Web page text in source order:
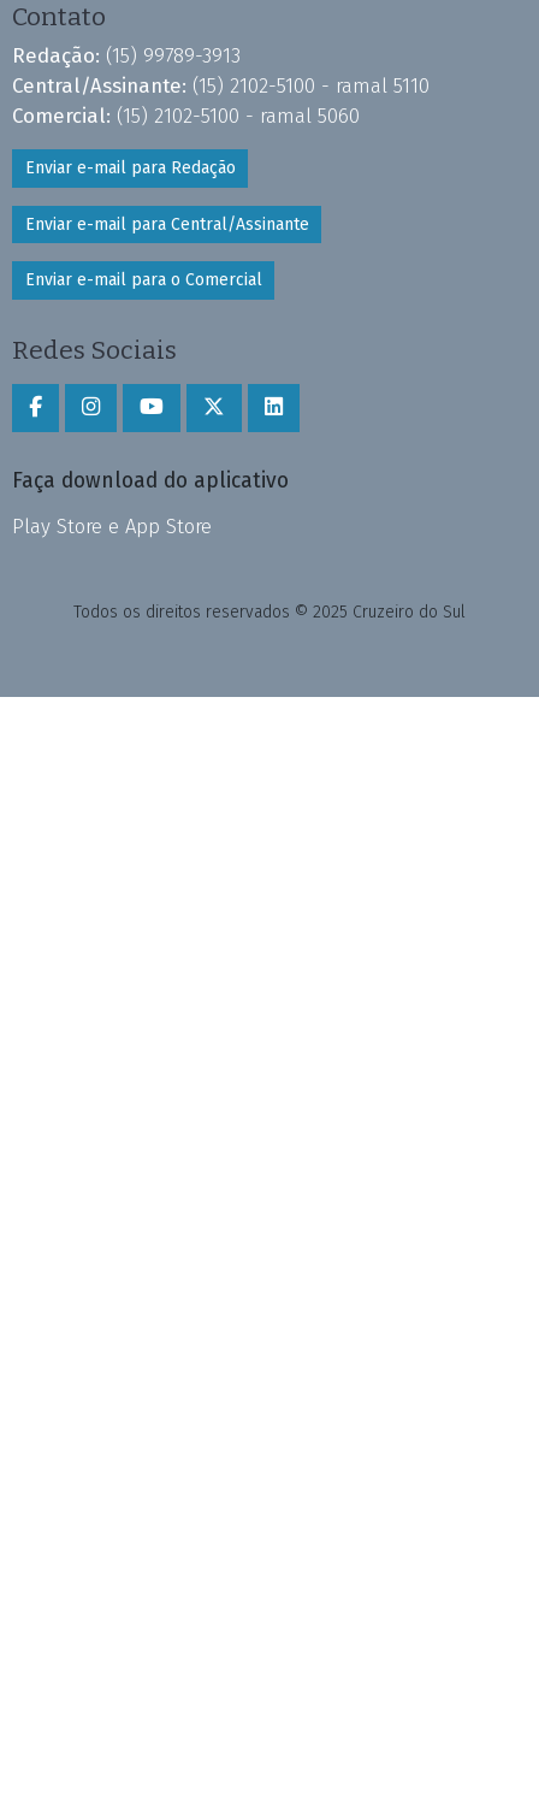
Contato
Redação: (15) 99789-3913
Central/Assinante: (15) 2102-5100 - ramal 5110
Comercial: (15) 2102-5100 - ramal 5060
Enviar e-mail para Redação
Enviar e-mail para Central/Assinante
Enviar e-mail para o Comercial
Redes Sociais
Faça download do aplicativo
Play Store e App Store
Todos os direitos reservados © 2025 Cruzeiro do Sul